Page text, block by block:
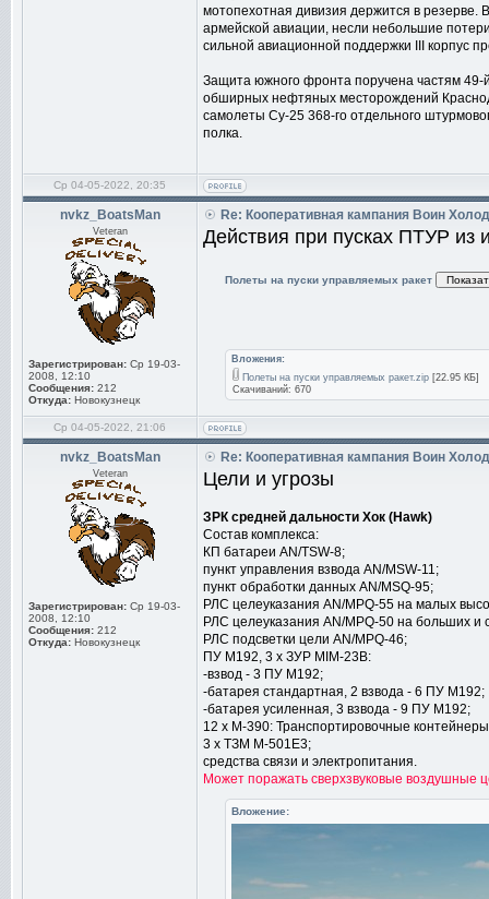
мотопехотная дивизия держится в
армейской авиации, несли небольшие
сильной авиационной поддержки III корпус
Защита южного фронта поручена частям 49-
обширных нефтяных месторождений
самолеты Су-25 368-го отдельного
полка.
Ср 04-05-2022, 20:35
nvkz_BoatsMan
Veteran
Зарегистрирован: Ср 19-03-
2008, 12:10
Сообщения: 212
Откуда: Новокузнецк
Re: Кооперативная кампания Воин
Действия при пусках ПТУР из
Полеты на пуски управляемых ракет
Вложения:
Полеты на пуски управляемых ракет.zip [22.95 КБ]
Скачиваний: 670
Ср 04-05-2022, 21:06
nvkz_BoatsMan
Veteran
Зарегистрирован: Ср 19-03-
2008, 12:10
Сообщения: 212
Откуда: Новокузнецк
Re: Кооперативная кампания Воин
Цели и угрозы
ЗРК средней дальности Хок (Hawk)
Состав комплекса:
КП батареи AN/TSW-8;
пункт управления взвода AN/MSW-11;
пункт обработки данных AN/MSQ-95;
РЛС целеуказания AN/MPQ-55 на малых
РЛС целеуказания AN/MPQ-50 на больших и
РЛС подсветки цели AN/MPQ-46;
ПУ М192, 3 х ЗУР MIM-23B:
-взвод - 3 ПУ М192;
-батарея стандартная, 2 взвода - 6 ПУ М192;
-батарея усиленная, 3 взвода - 9 ПУ М192;
12 х M-390: Транспортировочные
3 х ТЗМ М-501Е3;
средства связи и электропитания.
Может поражать сверхзвуковые воздушные
Вложение: